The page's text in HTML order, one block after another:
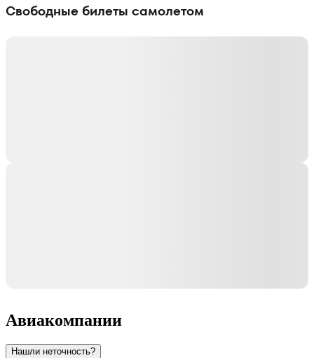
Свободные билеты самолетом
Авиакомпании
Нашли неточность?